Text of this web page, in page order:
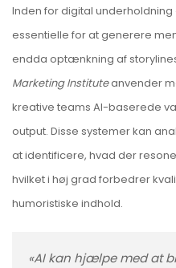
Inden for digital
essentielle for at generere
endda optænkning af
Marketing Instituteanvender
kreative teams AI-baserede
output. Disse systemer kan
at identificere, hvad der
hvilket i høj grad forbedrer
humoristiske indhold.
«AI kan hjælpe med at